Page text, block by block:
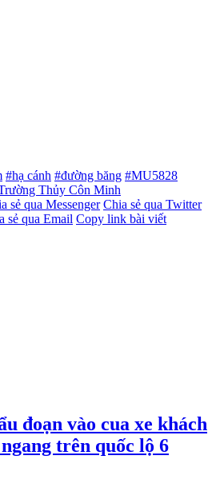
#hạ cánh #đường băng #MU5828
Thủy Côn Minh
sẻ qua Messenger Chia sẻ qua Twitter
sẻ qua Email Copy link bài viết
đoạn vào cua xe khách
trên quốc lộ 6